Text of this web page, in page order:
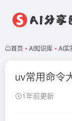
首页 • AI知识库 • AI实
uv常用命令
1年前更新